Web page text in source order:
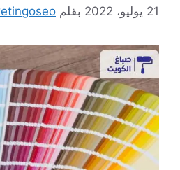
21 يوليو، 2022 بقلم